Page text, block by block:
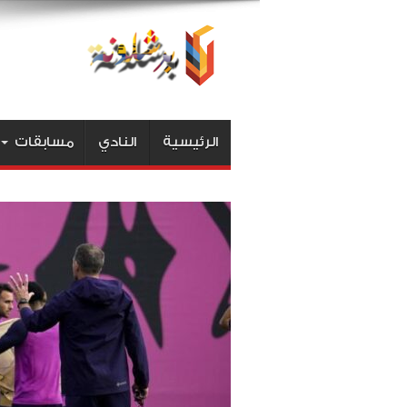
الرئيسية النادي مسابقات